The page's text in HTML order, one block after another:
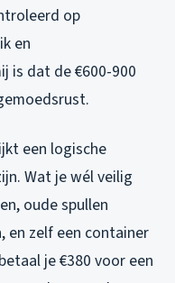
op
en
is dat de €600-900
een logische
Wat je wél veilig
oude spullen
en zelf een container
je €380 voor een